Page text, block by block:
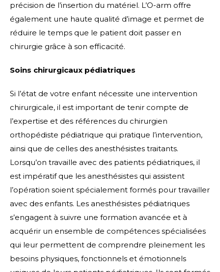
précision de l’insertion du matériel. L’O-arm offre
également une haute qualité d’image et permet de
réduire le temps que le patient doit passer en
chirurgie grâce à son efficacité.
Soins chirurgicaux pédiatriques
Si l’état de votre enfant nécessite une intervention
chirurgicale, il est important de tenir compte de
l’expertise et des références du chirurgien
orthopédiste pédiatrique qui pratique l’intervention,
ainsi que de celles des anesthésistes traitants.
Lorsqu’on travaille avec des patients pédiatriques, il
est impératif que les anesthésistes qui assistent
l’opération soient spécialement formés pour travailler
avec des enfants. Les anesthésistes pédiatriques
s’engagent à suivre une formation avancée et à
acquérir un ensemble de compétences spécialisées
qui leur permettent de comprendre pleinement les
besoins physiques, fonctionnels et émotionnels